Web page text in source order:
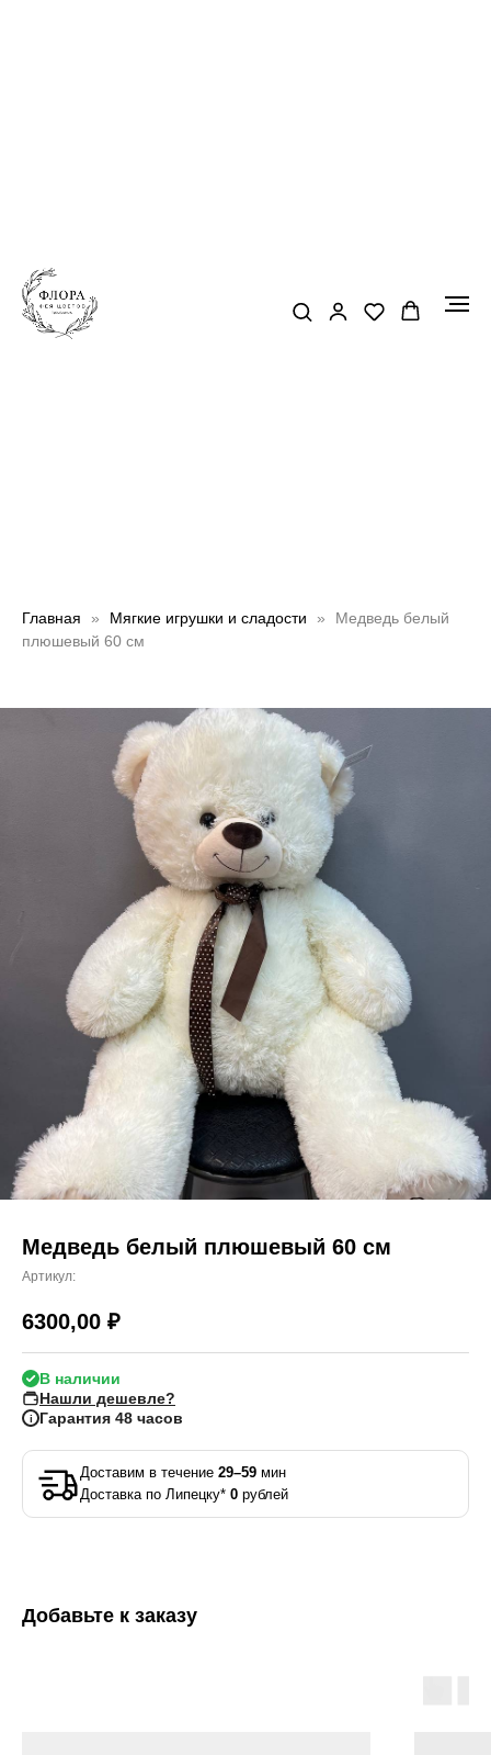
Главная Мягкие игрушки и сладости
Медведь белый
плюшевый 60 см
Медведь белый плюшевый 60 см
Артикул:
6300,00 ₽
В наличии
Нашли дешевле?
i Гарантия 48 часов
Доставим в течение 29–59 мин
Доставка по Липецку* 0 рублей
Добавьте к заказу